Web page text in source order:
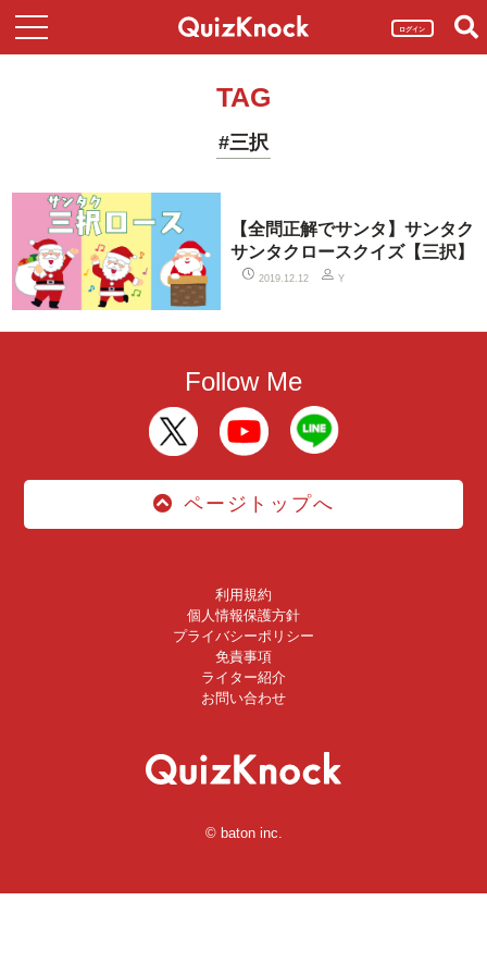
ログイン
TAG
#三択
【全問正解でサンタ】サンタク
サンタクロースクイズ【三択】
2019.12.12 Y
Follow Me
ページトップへ
利用規約
個人情報保護方針
プライバシーポリシー
免責事項
ライター紹介
お問い合わせ
© baton inc.